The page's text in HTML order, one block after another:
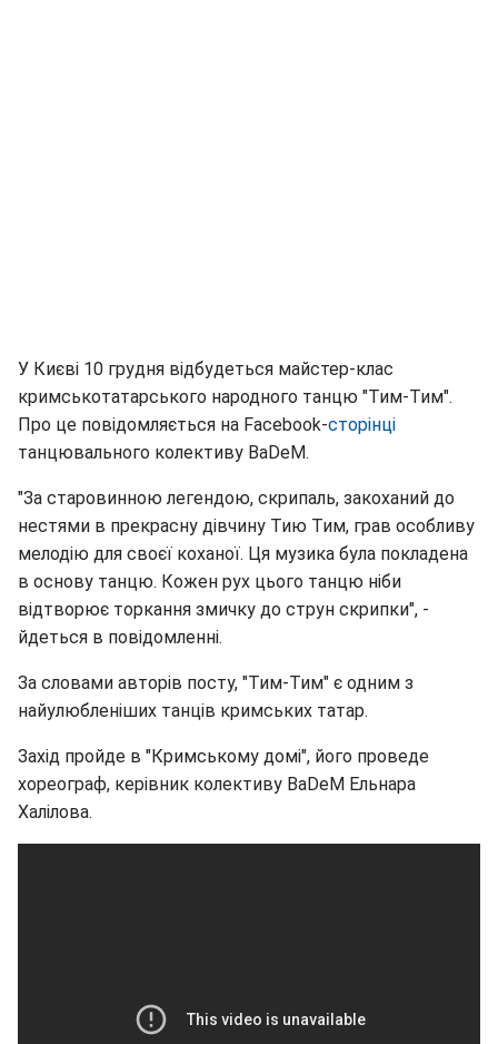
У Києві 10 грудня відбудеться майстер-клас
кримськотатарського народного танцю "Тим-Тим".
Про це повідомляється на Facebook-сторінці
танцювального колективу BaDeM.
"За старовинною легендою, скрипаль, закоханий до
нестями в прекрасну дівчину Тию Тим, грав особливу
мелодію для своєї коханої. Ця музика була покладена
в основу танцю. Кожен рух цього танцю ніби
відтворює торкання змичку до струн скрипки", -
йдеться в повідомленні.
За словами авторів посту, "Тим-Тим" є одним з
найулюбленіших танців кримських татар.
Захід пройде в "Кримському домі", його проведе
хореограф, керівник колективу BaDeM Ельнара
Халілова.